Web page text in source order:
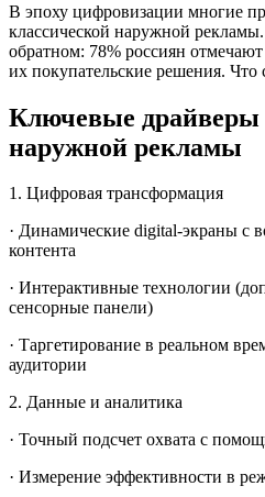
В эпоху цифровизации многие
классической наружной
обратном: 78% россиян
их покупательские решения. Что
Ключевые драйверы
наружной рекламы
1. Цифровая трансформация
· Динамические digital-экраны с
контента
· Интерактивные технологии
сенсорные панели)
· Таргетирование в реальном
аудитории
2. Данные и аналитика
· Точный подсчет охвата с
· Измерение эффективности в